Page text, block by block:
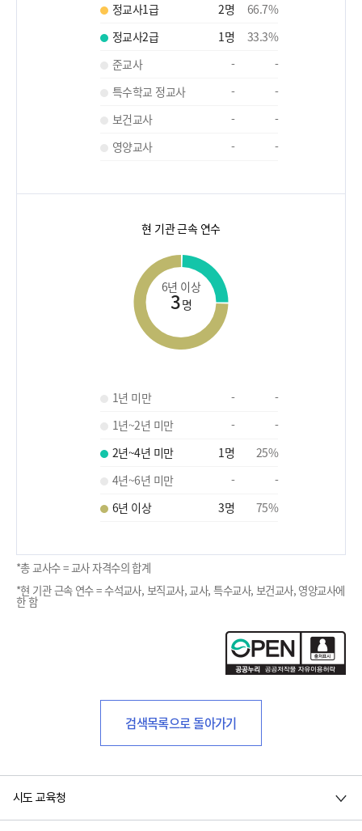
정교사1급
2명 66.7%
정교사2급
1명 33.3%
준교사
-
-
특수학교 정교사
-
-
보건교사
-
-
영양교사
- -
현 기관 근속 연수
6년 이상
3명
1년 미만 -
-
1년~2년 미만
-
-
2년~4년 미만
1명 25%
4년~6년 미만
-
-
6년 이상
3명 75%
*총 교사수 = 교사 자격수의 합계
*현 기관 근속 연수 = 수석교사, 보직교사, 교사, 특수교사, 보건교사, 영양교사에
한 함
검색목록으로 돌아가기
시도 교육청